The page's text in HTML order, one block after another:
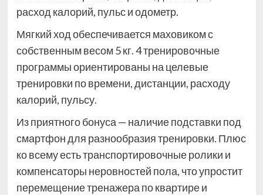
расход калорий, пульс и одометр.
Мягкий ход обеспечивается маховиком с
собственным весом 5 кг. 4 тренировочные
программы ориентированы на целевые
тренировки по времени, дистанции, расходу
калорий, пульсу.
Из приятного бонуса — наличие подставки под
смартфон для разнообразия тренировки. Плюс
ко всему есть транспортировочные ролики и
компенсаторы неровностей пола, что упростит
перемещение тренажера по квартире и